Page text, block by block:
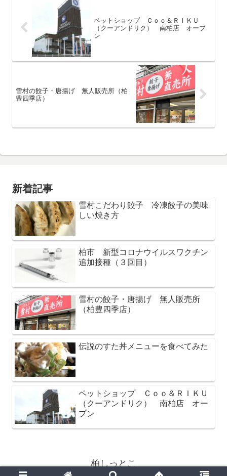
ペットショップ Ｃｏｏ＆ＲＩＫＵ
（クーアンドリク） 南柏店 オープ
ン
雪村の餃子・唐揚げ 無人販売所（柏
豊四季店）
新着記事
雪村こだわり餃子 冷凍餃子の美味
しい焼き方
柏市 新型コロナウイルスワクチン
追加接種（３回目）
雪村の餃子・唐揚げ 無人販売所
（柏豊四季店）
伝説のすた丼メニューを食べてみた
ペットショップ Ｃｏｏ＆ＲＩＫＵ
（クーアンドリク） 南柏店 オー
プン
柏しっとこ